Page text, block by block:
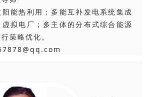
阳能热利用；多能互补发电系统集成
拟电厂；多主体的分布式综合能源
策略优化。